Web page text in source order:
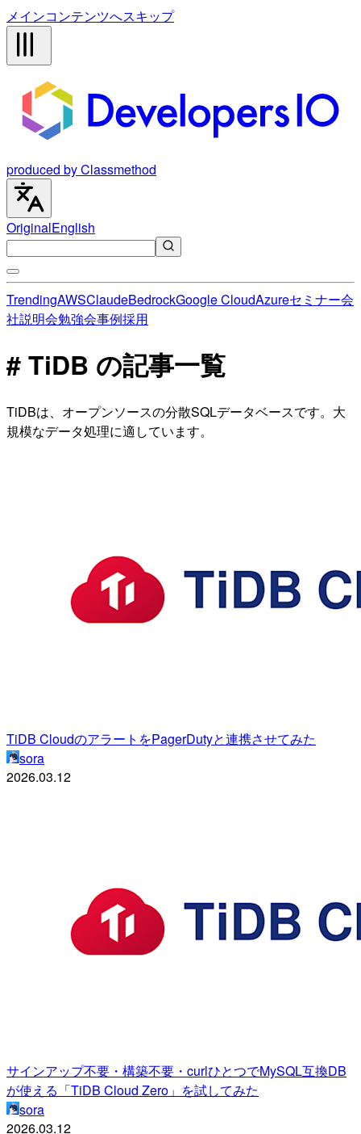
メインコンテンツへスキップ
produced by Classmethod
OriginalEnglish
TrendingAWSClaudeBedrockGoogle CloudAzureセミナー会
社説明会勉強会事例採用
# TiDB の記事一覧
TiDBは、オープンソースの分散SQLデータベースです。大
規模なデータ処理に適しています。
TiDB CloudのアラートをPagerDutyと連携させてみた
sora
2026.03.12
サインアップ不要・構築不要・curlひとつでMySQL互換DB
が使える「TiDB Cloud Zero」を試してみた
sora
2026.03.12